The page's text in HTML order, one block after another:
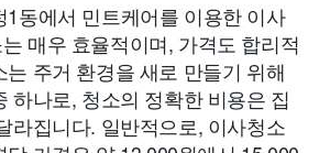
1동에서 민트케어를 이용한 이사
매우 효율적이며, 가격도 합리적
는 주거 환경을 새로 만들기 위해
하나로, 청소의 정확한 비용은 집
라집니다. 일반적으로, 이사청소